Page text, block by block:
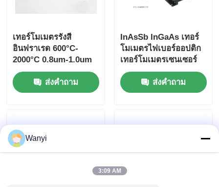
เทอร์โมเมตรรังสี
อินฟราเรด 600°C-
2000°C 0.8um-1.0um
เทอร์โมเมตรไฟเบอร์
ส่งคำถาม
InAsSb InGaAs เทอร์
โมเมตรไฟเบอร์ออปติก
เทอร์โมเมตรเซนเซอร์
เส้นตรง
ส่งคำถาม
Wanyi
3:09 AM